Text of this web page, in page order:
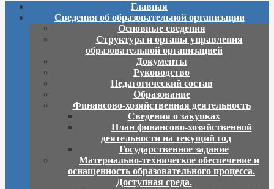
Главная
Сведения об образовательной организации
Основные сведения
Структура и органы управления
образовательной организацией
Документы
Руководство
Педагогический состав
Образование
Финансово-хозяйственная деятельность
Сведения о закупках
План финансово-хозяйственной
деятельности на текущий год
Государственное задание
Материально-техническое обеспечение и
оснащенность образовательного процесса.
Доступная среда.